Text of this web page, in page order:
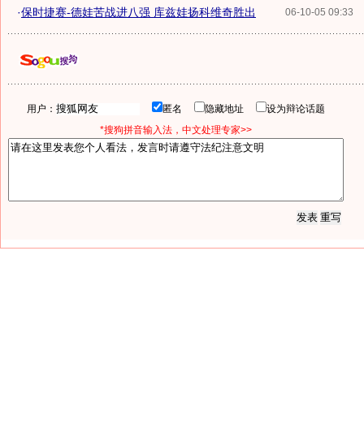
06-10-05 09:33
·保时捷赛-德娃苦战进八强 库兹娃扬科维奇胜出
用户： 匿名 隐藏地址
设为辩论话题
*搜狗拼音输入法，中文处理专家>>